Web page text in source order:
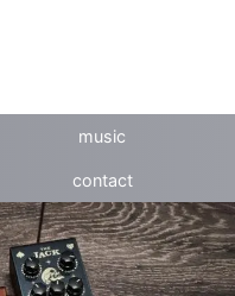
music
contact